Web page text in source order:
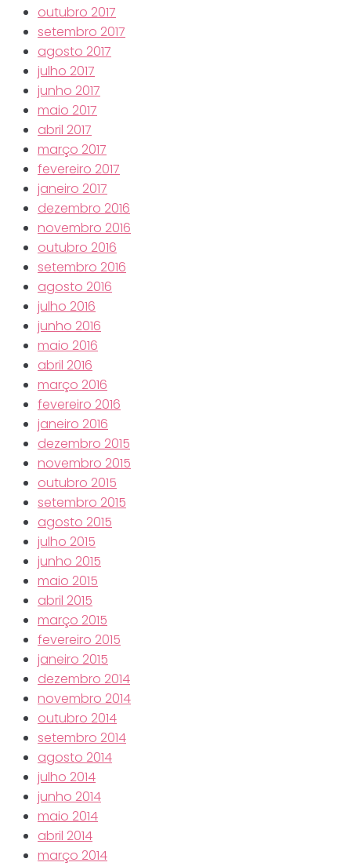
outubro 2017
setembro 2017
agosto 2017
julho 2017
junho 2017
maio 2017
abril 2017
março 2017
fevereiro 2017
janeiro 2017
dezembro 2016
novembro 2016
outubro 2016
setembro 2016
agosto 2016
julho 2016
junho 2016
maio 2016
abril 2016
março 2016
fevereiro 2016
janeiro 2016
dezembro 2015
novembro 2015
outubro 2015
setembro 2015
agosto 2015
julho 2015
junho 2015
maio 2015
abril 2015
março 2015
fevereiro 2015
janeiro 2015
dezembro 2014
novembro 2014
outubro 2014
setembro 2014
agosto 2014
julho 2014
junho 2014
maio 2014
abril 2014
março 2014